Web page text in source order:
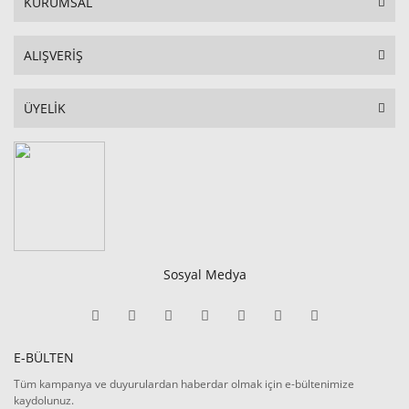
ALIŞVERİŞ
ÜYELİK
Sosyal Medya
E-BÜLTEN
Tüm kampanya ve duyurulardan haberdar olmak için e-bültenimize
kaydolunuz.